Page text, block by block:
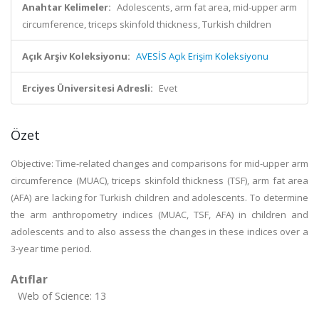
Anahtar Kelimeler: Adolescents, arm fat area, mid-upper arm
circumference, triceps skinfold thickness, Turkish children
Açık Arşiv Koleksiyonu: AVESİS Açık Erişim Koleksiyonu
Erciyes Üniversitesi Adresli: Evet
Özet
Objective: Time-related changes and comparisons for mid-upper arm
circumference (MUAC), triceps skinfold thickness (TSF), arm fat area
(AFA) are lacking for Turkish children and adolescents. To determine
the arm anthropometry indices (MUAC, TSF, AFA) in children and
adolescents and to also assess the changes in these indices over a
3-year time period.
Atıflar
Web of Science: 13